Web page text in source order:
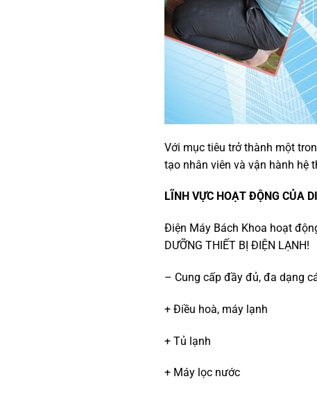
Với mục tiêu trở thành một
tạo nhân viên và vận hành hệ
LĨNH VỰC HOẠT ĐỘNG CỦA
Điện Máy Bách Khoa hoạt
DƯỠNG THIẾT BỊ ĐIỆN LẠNH!
– Cung cấp đầy đủ, đa dạng
+ Điều hoà, máy lạnh
+ Tủ lạnh
+ Máy lọc nước